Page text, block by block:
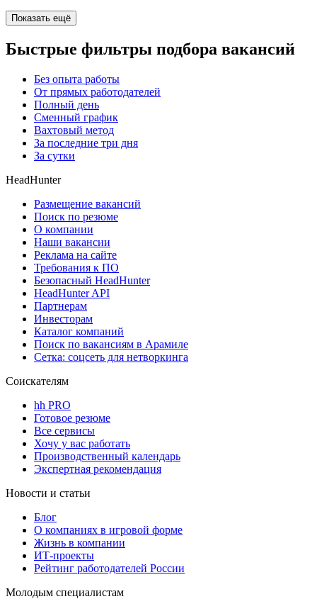
Показать ещё
Быстрые фильтры подбора вакансий
Без опыта работы
От прямых работодателей
Полный день
Сменный график
Вахтовый метод
За последние три дня
За сутки
HeadHunter
Размещение вакансий
Поиск по резюме
О компании
Наши вакансии
Реклама на сайте
Требования к ПО
Безопасный HeadHunter
HeadHunter API
Партнерам
Инвесторам
Каталог компаний
Поиск по вакансиям в Арамиле
Сетка: соцсеть для нетворкинга
Соискателям
hh PRO
Готовое резюме
Все сервисы
Хочу у вас работать
Производственный календарь
Экспертная рекомендация
Новости и статьи
Блог
О компаниях в игровой форме
Жизнь в компании
ИТ-проекты
Рейтинг работодателей России
Молодым специалистам